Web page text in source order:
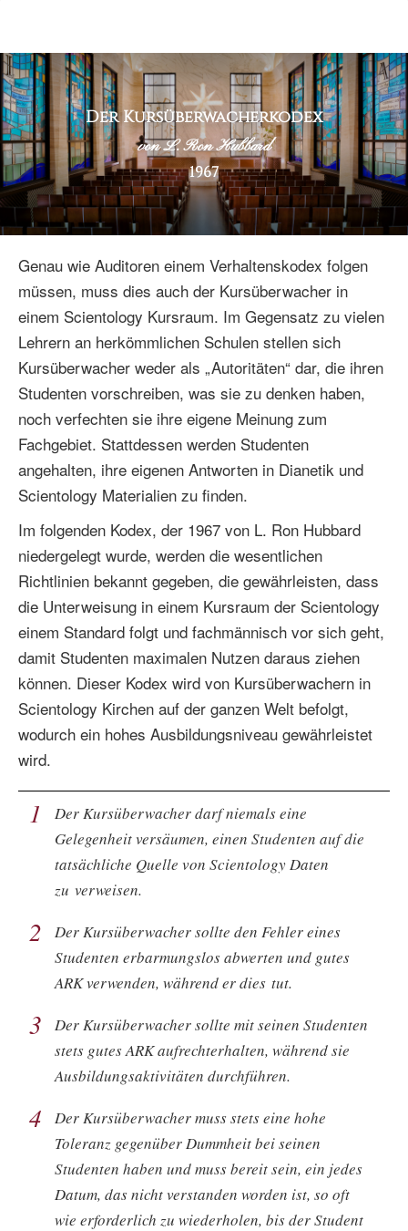
Der Kursüberwacherkodex
von L. Ron Hubbard
1967
Genau wie Auditoren einem Verhaltenskodex folgen
müssen, muss dies auch der Kursüberwacher in
einem Scientology Kursraum. Im Gegensatz zu vielen
Lehrern an herkömmlichen Schulen stellen sich
Kursüberwacher weder als „Autoritäten“ dar, die ihren
Studenten vorschreiben, was sie zu denken haben,
noch verfechten sie ihre eigene Meinung zum
Fachgebiet. Stattdessen werden Studenten
angehalten, ihre eigenen Antworten in Dianetik und
Scientology Materialien zu finden.
Im folgenden Kodex, der 1967 von L. Ron Hubbard
niedergelegt wurde, werden die wesentlichen
Richtlinien bekannt gegeben, die gewährleisten, dass
die Unterweisung in einem Kursraum der Scientology
einem Standard folgt und fachmännisch vor sich geht,
damit Studenten maximalen Nutzen daraus ziehen
können. Dieser Kodex wird von Kursüberwachern in
Scientology Kirchen auf der ganzen Welt befolgt,
wodurch ein hohes Ausbildungsniveau gewährleistet
wird.
1
Der Kursüberwacher darf niemals eine
Gelegenheit versäumen, einen Studenten auf die
tatsächliche Quelle von Scientology Daten
zu verweisen.
2
Der Kursüberwacher sollte den Fehler eines
Studenten erbarmungslos abwerten und gutes
ARK verwenden, während er dies tut.
3
Der Kursüberwacher sollte mit seinen Studenten
stets gutes ARK aufrechterhalten, während sie
Ausbildungsaktivitäten durchführen.
4
Der Kursüberwacher muss stets eine hohe
Toleranz gegenüber Dummheit bei seinen
Studenten haben und muss bereit sein, ein jedes
Datum, das nicht verstanden worden ist, so oft
wie erforderlich zu wiederholen, bis der Student